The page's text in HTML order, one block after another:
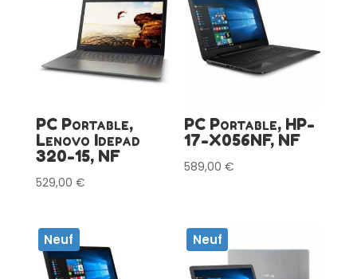
PC Portable,
Lenovo Idepad
320-15, NF
529,00 €
PC Portable, HP-
17-X056NF, NF
589,00€
Neuf Neuf